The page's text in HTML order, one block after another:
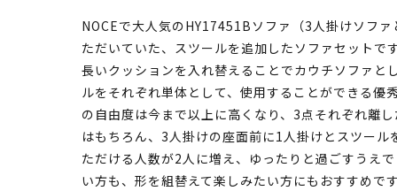
NOCEで大人気のHY17451Bソファ（3人掛けソフ
ただいていた、スツールを追加したソファセットで
長いクッションを入れ替えることでカウチソファ
ルをそれぞれ単体として、使用することができる優
の自由度は今まで以上に高くなり、3点それぞれ離
はもちろん、3人掛けの座面前に1人掛けとスツー
ただける人数が2人に増え、ゆったりと過ごすうえ
い方も、形を組替えて楽しみたい方にもおすすめで